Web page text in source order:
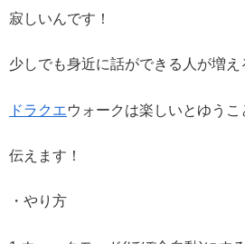
寂しいんです！
少しでも身近に話ができる人が増え
ドラクエウォークは楽しいとゆうこ
伝えます！
・やり方